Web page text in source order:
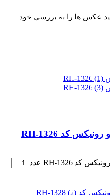
عکس ها را به بررسی خود